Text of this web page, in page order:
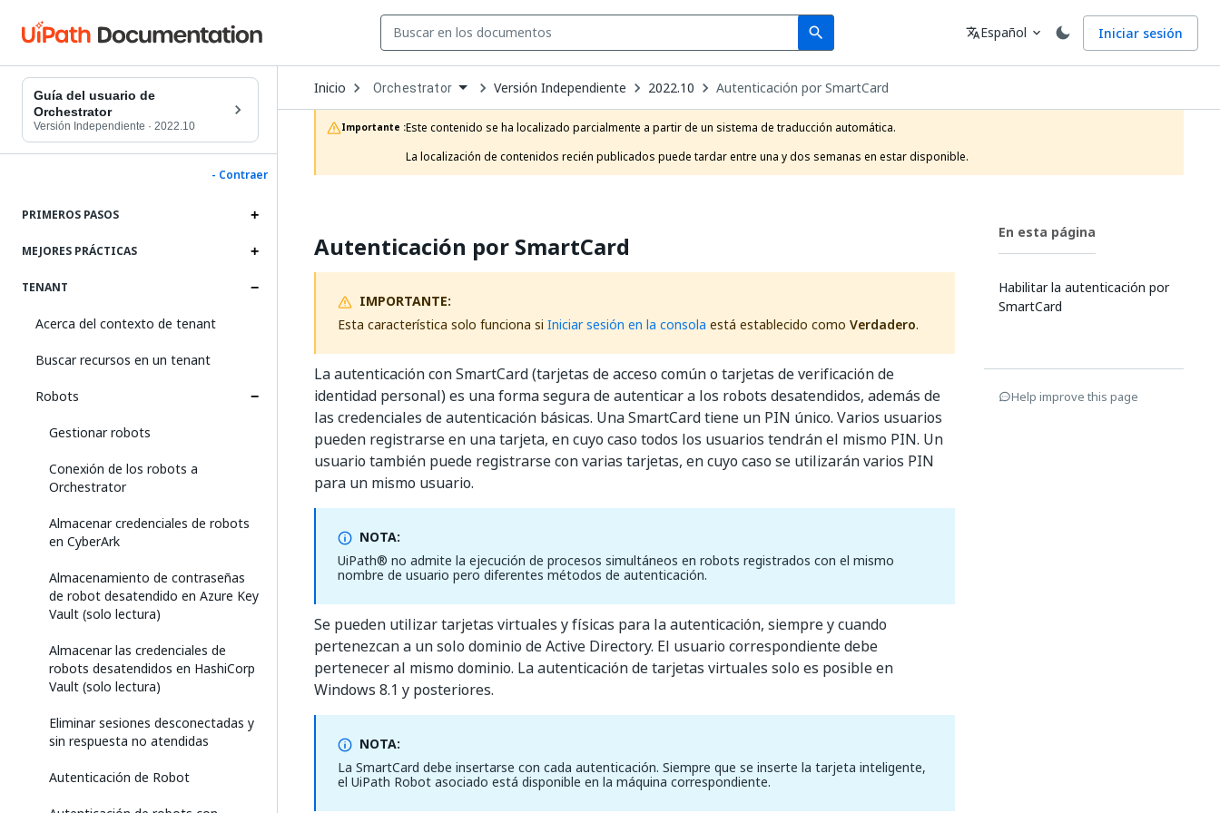
search
Search Idioma
translateEspañol expand_more Iniciar sesión
Guía del usuario de
Orchestrator
Versión Independiente · 2022.10
- Contraer
PRIMEROS PASOS
MEJORES PRÁCTICAS
TENANT
Acerca del contexto de tenant
Buscar recursos en un tenant
Robots
Gestionar robots
Conexión de los robots a
Orchestrator
Almacenar credenciales de robots
en CyberArk
Almacenamiento de contraseñas
de robot desatendido en Azure Key
Vault (solo lectura)
Almacenar las credenciales de
robots desatendidos en HashiCorp
Vault (solo lectura)
Eliminar sesiones desconectadas y
sin respuesta no atendidas
Autenticación de Robot
Inicio Open
Dropdown
to
choose
product
Orchestrator Versión Independiente 2022.10 Autenticación por SmartCard
Importante :Este contenido se ha localizado parcialmente a partir de un sistema de traducción automática.
La localización de contenidos recién publicados puede tardar entre una y dos semanas en estar disponible.
Autenticación por SmartCard
IMPORTANTE:
Esta característica solo funciona si Iniciar sesión en la consola está establecido como Verdadero.
La autenticación con SmartCard (tarjetas de acceso común o tarjetas de verificación de
identidad personal) es una forma segura de autenticar a los robots desatendidos, además de
las credenciales de autenticación básicas. Una SmartCard tiene un PIN único. Varios usuarios
pueden registrarse en una tarjeta, en cuyo caso todos los usuarios tendrán el mismo PIN. Un
usuario también puede registrarse con varias tarjetas, en cuyo caso se utilizarán varios PIN
para un mismo usuario.
NOTA:
UiPath® no admite la ejecución de procesos simultáneos en robots registrados con el mismo
nombre de usuario pero diferentes métodos de autenticación.
Se pueden utilizar tarjetas virtuales y físicas para la autenticación, siempre y cuando
pertenezcan a un solo dominio de Active Directory. El usuario correspondiente debe
pertenecer al mismo dominio. La autenticación de tarjetas virtuales solo es posible en
Windows 8.1 y posteriores.
NOTA:
La SmartCard debe insertarse con cada autenticación. Siempre que se inserte la tarjeta inteligente,
el UiPath Robot asociado está disponible en la máquina correspondiente.
En esta página
Habilitar la autenticación por
SmartCard
Help improve this page